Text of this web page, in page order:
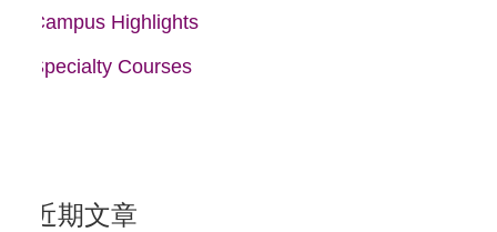
Campus Highlights
Specialty Courses
近期文章